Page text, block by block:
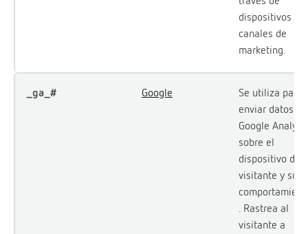
dispositivos y
canales de
marketing.
_ga_# Google
Se utiliza para
enviar datos a
Google
sobre el
dispositivo del
visitante y su
. Rastrea al
visitante a